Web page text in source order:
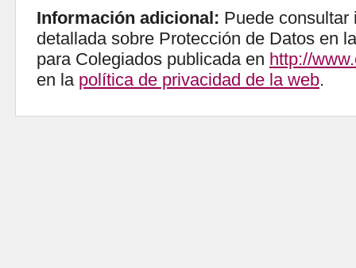
Información adicional: Puede consultar
detallada sobre Protección de Datos en
para Colegiados publicada en http://
en la política de privacidad de la web.